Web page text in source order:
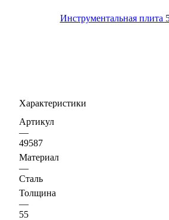
Характеристики
Артикул
—
49587
Материал
—
Сталь
Толщина
—
55